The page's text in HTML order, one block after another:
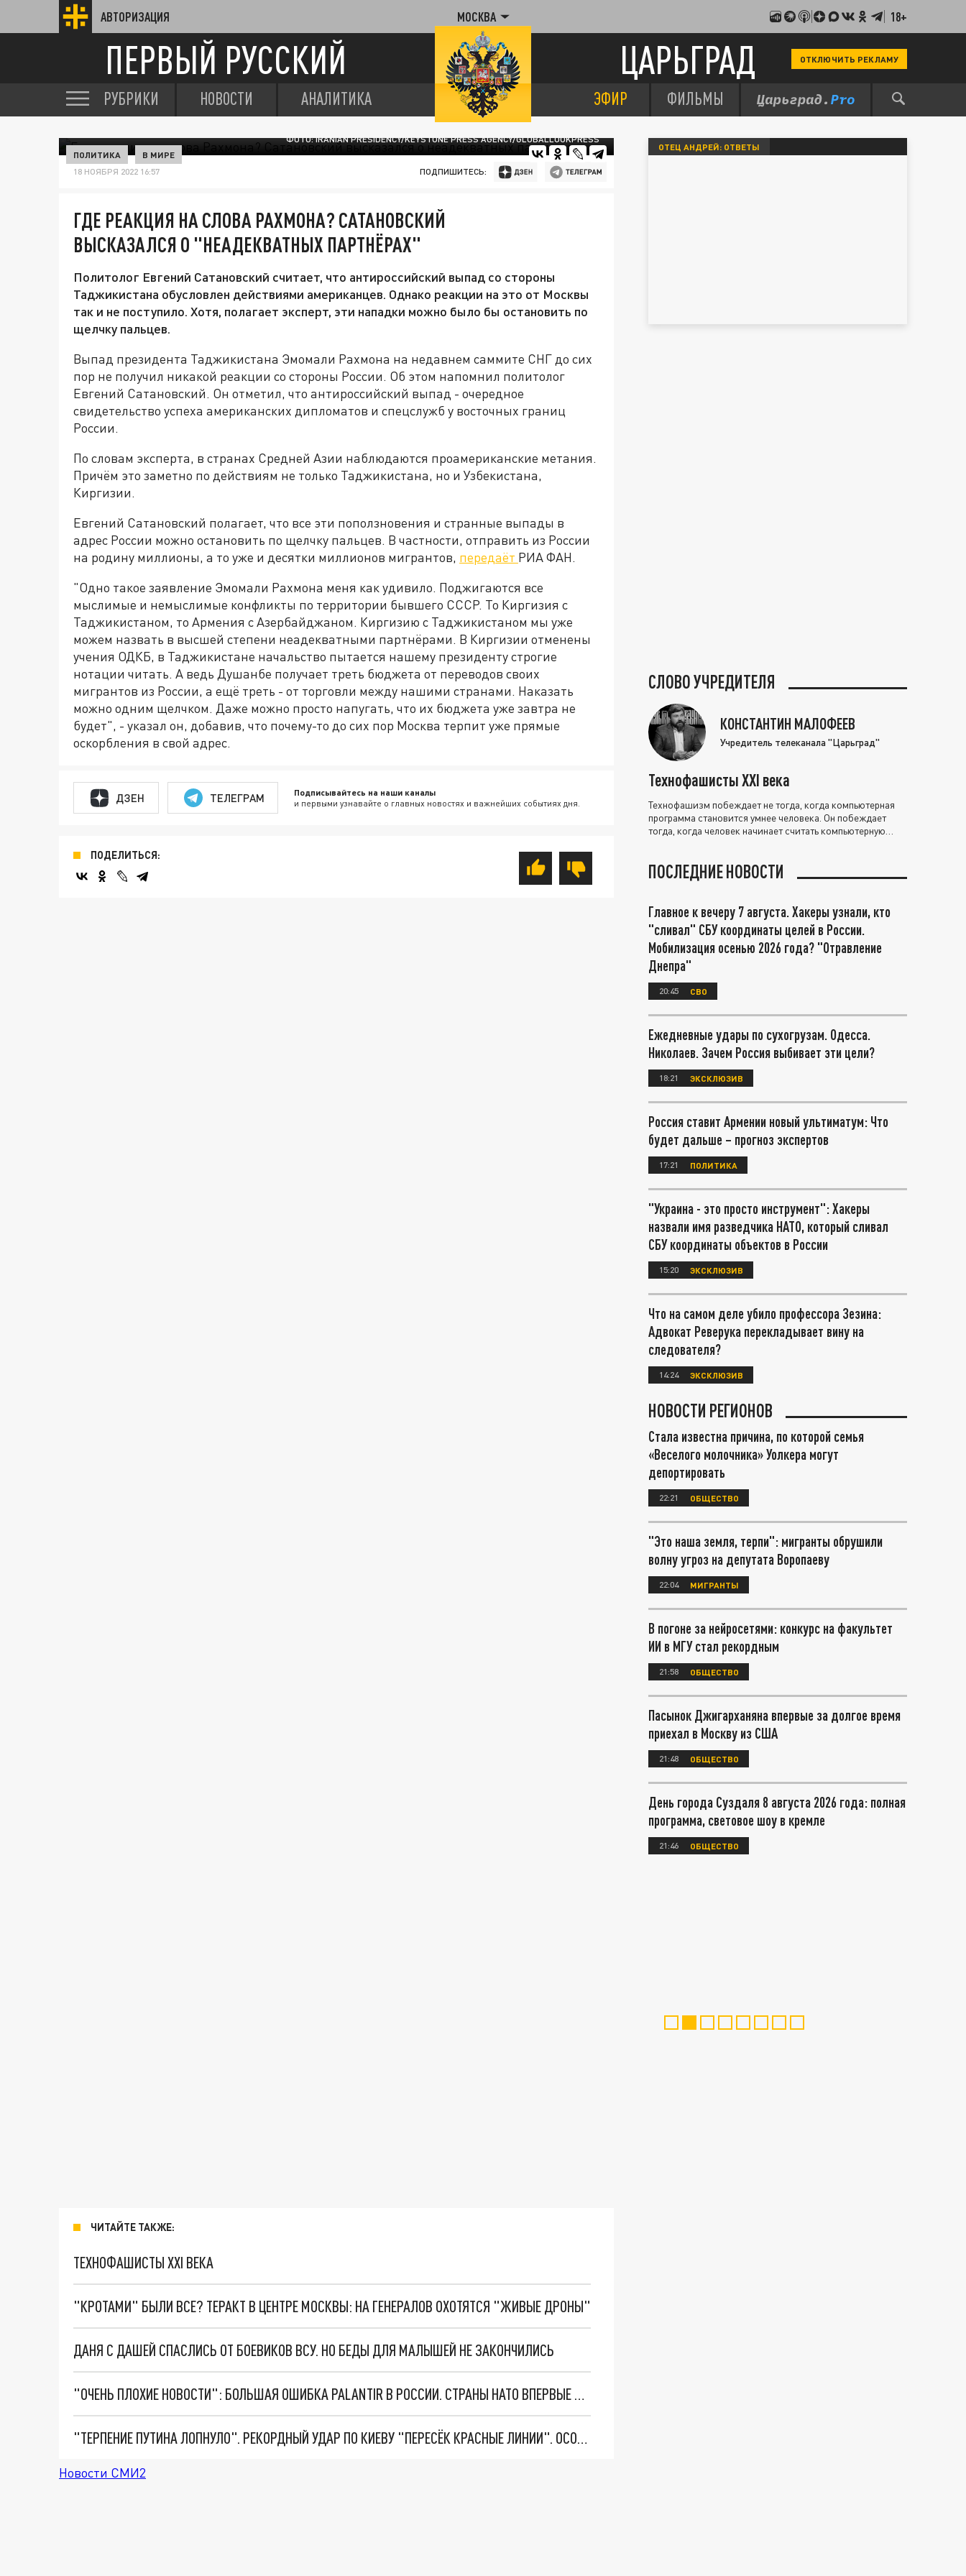
АВТОРИЗАЦИЯ МОСКВА 18+
ПЕРВЫЙ РУССКИЙ ЦАРЬГРАД ОТКЛЮЧИТЬ РЕКЛАМУ
РУБРИКИ НОВОСТИ АНАЛИТИКА ЭФИР ФИЛЬМЫ
ФОТО: IRANIAN PRESIDENCY/KEYSTONE PRESS AGENCY/GLOBALLOOKPRESS
ПОЛИТИКА В МИРЕ
18 НОЯБРЯ 2022 16:57 ПОДПИШИТЕСЬ:
ГДЕ РЕАКЦИЯ НА СЛОВА РАХМОНА? САТАНОВСКИЙ
ВЫСКАЗАЛСЯ О "НЕАДЕКВАТНЫХ ПАРТНЁРАХ"
Политолог Евгений Сатановский считает, что антироссийский выпад со стороны
Таджикистана обусловлен действиями американцев. Однако реакции на это от Москвы
так и не поступило. Хотя, полагает эксперт, эти нападки можно было бы остановить по
щелчку пальцев.
Выпад президента Таджикистана Эмомали Рахмона на недавнем саммите СНГ до сих
пор не получил никакой реакции со стороны России. Об этом напомнил политолог
Евгений Сатановский. Он отметил, что антироссийский выпад - очередное
свидетельство успеха американских дипломатов и спецслужб у восточных границ
России.
По словам эксперта, в странах Средней Азии наблюдаются проамериканские метания.
Причём это заметно по действиям не только Таджикистана, но и Узбекистана,
Киргизии.
Евгений Сатановский полагает, что все эти поползновения и странные выпады в
адрес России можно остановить по щелчку пальцев. В частности, отправить из России
на родину миллионы, а то уже и десятки миллионов мигрантов, передаёт РИА ФАН.
"Одно такое заявление Эмомали Рахмона меня как удивило. Поджигаются все
мыслимые и немыслимые конфликты по территории бывшего СССР. То Киргизия с
Таджикистаном, то Армения с Азербайджаном. Киргизию с Таджикистаном мы уже
можем назвать в высшей степени неадекватными партнёрами. В Киргизии отменены
учения ОДКБ, в Таджикистане начальство пытается нашему президенту строгие
нотации читать. А ведь Душанбе получает треть бюджета от переводов своих
мигрантов из России, а ещё треть - от торговли между нашими странами. Наказать
можно одним щелчком. Даже можно просто напугать, что их бюджета уже завтра не
будет", - указал он, добавив, что почему-то до сих пор Москва терпит уже прямые
оскорбления в свой адрес.
ДЗЕН ТЕЛЕГРАМ Подписывайтесь на наши каналы
и первыми узнавайте о главных новостях и важнейших событиях дня.
ПОДЕЛИТЬСЯ:
ЧИТАЙТЕ ТАКЖЕ:
ТЕХНОФАШИСТЫ XXI ВЕКА
"КРОТАМИ" БЫЛИ ВСЕ? ТЕРАКТ В ЦЕНТРЕ МОСКВЫ: НА ГЕНЕРАЛОВ ОХОТЯТСЯ "ЖИВЫЕ ДРОНЫ"
ДАНЯ С ДАШЕЙ СПАСЛИСЬ ОТ БОЕВИКОВ ВСУ. НО БЕДЫ ДЛЯ МАЛЫШЕЙ НЕ ЗАКОНЧИЛИСЬ
"ОЧЕНЬ ПЛОХИЕ НОВОСТИ": БОЛЬШАЯ ОШИБКА PALANTIR В РОССИИ. СТРАНЫ НАТО ВПЕРВЫЕ ЗА СВО ОСТАНОВИЛИ ПОСТАВКИ ОРУЖИЯ. ВСУ ТЕРЯЮТ ПРИГРАНИЧЬЕ?
"ТЕРПЕНИЕ ПУТИНА ЛОПНУЛО". РЕКОРДНЫЙ УДАР ПО КИЕВУ "ПЕРЕСЁК КРАСНЫЕ ЛИНИИ". ОСОБЫЕ СПЕЦЫ КНДР НА ЛБС? ТАЙНЫЕ ПЕРЕГОВОРЫ ЕВРОПЫ И МОСКВЫ
Новости СМИ2
ОТЕЦ АНДРЕЙ: ОТВЕТЫ
СЛОВО УЧРЕДИТЕЛЯ
КОНСТАНТИН МАЛОФЕЕВ
Учредитель телеканала "Царьград"
Технофашисты XXI века
Технофашизм побеждает не тогда, когда компьютерная
программа становится умнее человека. Он побеждает
тогда, когда человек начинает считать компьютерную
ПОСЛЕДНИЕ НОВОСТИ
Главное к вечеру 7 августа. Хакеры узнали, кто
"сливал" СБУ координаты целей в России.
Мобилизация осенью 2026 года? "Отравление
Днепра"
20:45 СВО
Ежедневные удары по сухогрузам. Одесса.
Николаев. Зачем Россия выбивает эти цели?
18:21 ЭКСКЛЮЗИВ
Россия ставит Армении новый ультиматум: Что
будет дальше – прогноз экспертов
17:21 ПОЛИТИКА
"Украина - это просто инструмент": Хакеры
назвали имя разведчика НАТО, который сливал
СБУ координаты объектов в России
15:20 ЭКСКЛЮЗИВ
Что на самом деле убило профессора Зезина:
Адвокат Реверука перекладывает вину на
следователя?
14:24 ЭКСКЛЮЗИВ
НОВОСТИ РЕГИОНОВ
Стала известна причина, по которой семья
«Веселого молочника» Уолкера могут
депортировать
22:21 ОБЩЕСТВО
"Это наша земля, терпи": мигранты обрушили
волну угроз на депутата Воропаеву
22:04 МИГРАНТЫ
В погоне за нейросетями: конкурс на факультет
ИИ в МГУ стал рекордным
21:58 ОБЩЕСТВО
Пасынок Джигарханяна впервые за долгое время
приехал в Москву из США
21:48 ОБЩЕСТВО
День города Суздаля 8 августа 2026 года: полная
программа, световое шоу в кремле
21:46 ОБЩЕСТВО